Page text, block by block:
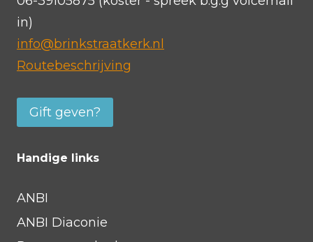
in)
info@brinkstraatkerk.nl
Routebeschrijving
Gift geven?
Handige links
ANBI
ANBI Diaconie